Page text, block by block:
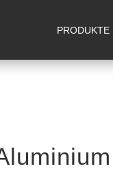
PRODUKTE